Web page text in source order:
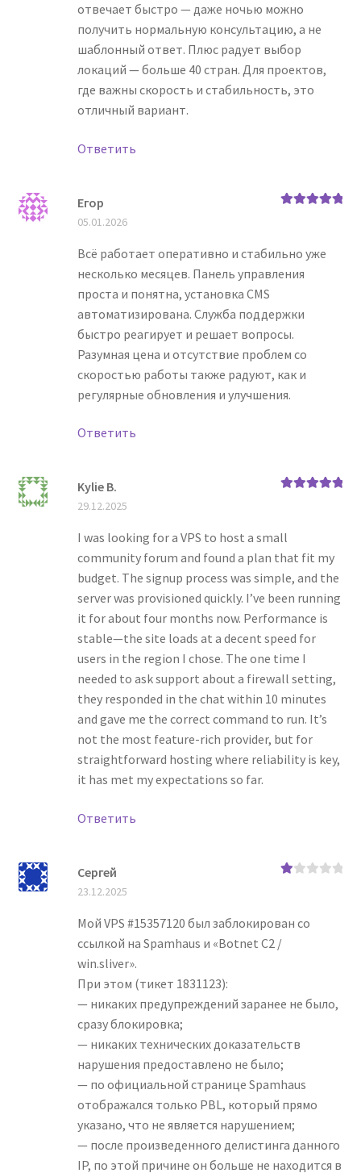
отвечает быстро — даже ночью можно
получить нормальную консультацию, а не
шаблонный ответ. Плюс радует выбор
локаций — больше 40 стран. Для проектов,
где важны скорость и стабильность, это
отличный вариант.
Ответить
Егор
05.01.2026
Всё работает оперативно и стабильно уже
несколько месяцев. Панель управления
проста и понятна, установка CMS
автоматизирована. Служба поддержки
быстро реагирует и решает вопросы.
Разумная цена и отсутствие проблем со
скоростью работы также радуют, как и
регулярные обновления и улучшения.
Ответить
Kylie В.
29.12.2025
I was looking for a VPS to host a small
community forum and found a plan that fit my
budget. The signup process was simple, and the
server was provisioned quickly. I’ve been running
it for about four months now. Performance is
stable—the site loads at a decent speed for
users in the region I chose. The one time I
needed to ask support about a firewall setting,
they responded in the chat within 10 minutes
and gave me the correct command to run. It’s
not the most feature-rich provider, but for
straightforward hosting where reliability is key,
it has met my expectations so far.
Ответить
1
из
Сергей
23.12.2025
Мой VPS #15357120 был заблокирован со
ссылкой на Spamhaus и «Botnet C2 /
win.sliver».
При этом (тикет 1831123):
— никаких предупреждений заранее не было,
сразу блокировка;
— никаких технических доказательств
нарушения предоставлено не было;
— по официальной странице Spamhaus
отображался только PBL, который прямо
указано, что не является нарушением;
— после произведенного делистинга данного
IP, по этой причине он больше не находится в